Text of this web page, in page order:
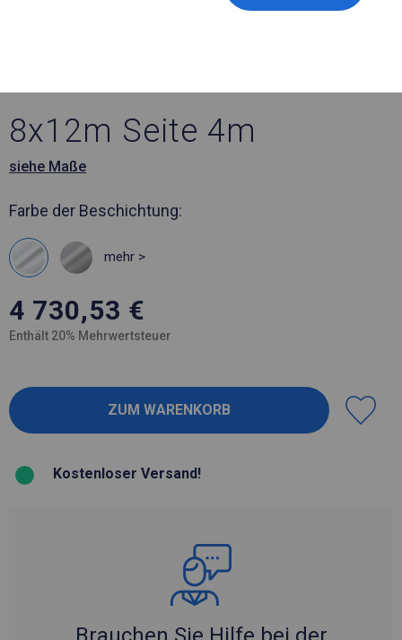
8x12m Seite 4m
siehe Maße
Farbe der Beschichtung:
mehr >
4 730,53 €
Enthält 20% Mehrwertsteuer
Kostenloser Versand!